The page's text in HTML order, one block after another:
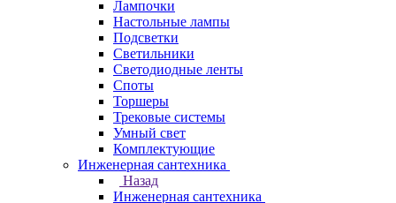
Лампочки
Настольные лампы
Подсветки
Светильники
Светодиодные ленты
Споты
Торшеры
Трековые системы
Умный свет
Комплектующие
Инженерная сантехника
Назад
Инженерная сантехника